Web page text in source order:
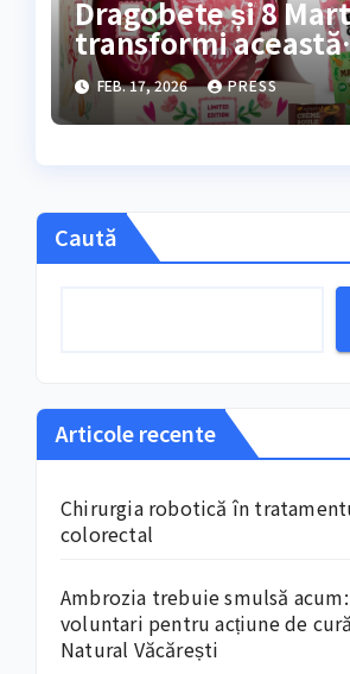
Dragobete și 8
transformi această
perioadă într-un
începutul lunii
FEB. 17, 2026 PRESS
Caută
Articole recente
Chirurgia robotică în
colorectal
Ambrozia trebuie smulsă
voluntari pentru acțiune de
Natural Văcărești